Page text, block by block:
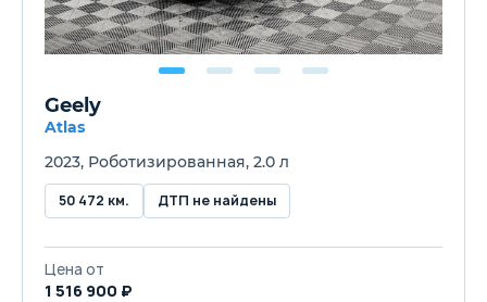
Geely
Atlas
2023, Роботизированная, 2.0 л
50 472 км. ДТП не найдены
Цена от
1 516 900 ₽